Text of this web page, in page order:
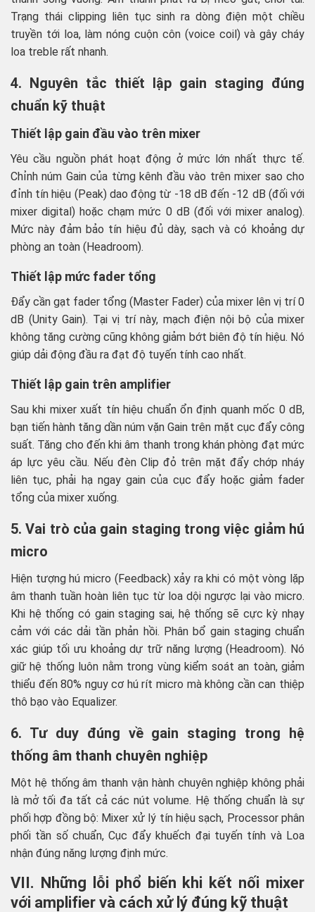
Trạng thái clipping liên tục sinh ra dòng điện một chiều
truyền tới loa, làm nóng cuộn côn (voice coil) và gây cháy
loa treble rất nhanh.
4. Nguyên tắc thiết lập gain staging đúng
chuẩn kỹ thuật
Thiết lập gain đầu vào trên mixer
Yêu cầu nguồn phát hoạt động ở mức lớn nhất thực tế.
Chỉnh núm Gain của từng kênh đầu vào trên mixer sao cho
đỉnh tín hiệu (Peak) dao động từ -18 dB đến -12 dB (đối với
mixer digital) hoặc chạm mức 0 dB (đối với mixer analog).
Mức này đảm bảo tín hiệu đủ dày, sạch và có khoảng dự
phòng an toàn (Headroom).
Thiết lập mức fader tổng
Đẩy cần gạt fader tổng (Master Fader) của mixer lên vị trí 0
dB (Unity Gain). Tại vị trí này, mạch điện nội bộ của mixer
không tăng cường cũng không giảm bớt biên độ tín hiệu. Nó
giúp dải động đầu ra đạt độ tuyến tính cao nhất.
Thiết lập gain trên amplifier
Sau khi mixer xuất tín hiệu chuẩn ổn định quanh mốc 0 dB,
bạn tiến hành tăng dần núm vặn Gain trên mặt cục đẩy công
suất. Tăng cho đến khi âm thanh trong khán phòng đạt mức
áp lực yêu cầu. Nếu đèn Clip đỏ trên mặt đẩy chớp nháy
liên tục, phải hạ ngay gain của cục đẩy hoặc giảm fader
tổng của mixer xuống.
5. Vai trò của gain staging trong việc giảm hú
micro
Hiện tượng hú micro (Feedback) xảy ra khi có một vòng lặp
âm thanh tuần hoàn liên tục từ loa dội ngược lại vào micro.
Khi hệ thống có gain staging sai, hệ thống sẽ cực kỳ nhạy
cảm với các dải tần phản hồi. Phân bổ gain staging chuẩn
xác giúp tối ưu khoảng dự trữ năng lượng (Headroom). Nó
giữ hệ thống luôn nằm trong vùng kiểm soát an toàn, giảm
thiểu đến 80% nguy cơ hú rít micro mà không cần can thiệp
thô bạo vào Equalizer.
6. Tư duy đúng về gain staging trong hệ
thống âm thanh chuyên nghiệp
Một hệ thống âm thanh vận hành chuyên nghiệp không phải
là mở tối đa tất cả các nút volume. Hệ thống chuẩn là sự
phối hợp đồng bộ: Mixer xử lý tín hiệu sạch, Processor phân
phối tần số chuẩn, Cục đẩy khuếch đại tuyến tính và Loa
nhận đúng năng lượng định mức.
VII. Những lỗi phổ biến khi kết nối mixer
với amplifier và cách xử lý đúng kỹ thuật